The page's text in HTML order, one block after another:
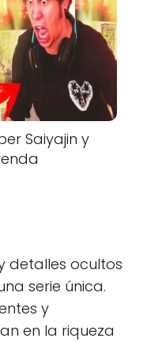
Saiyajin y
detalles ocultos
serie única.
y
en la riqueza